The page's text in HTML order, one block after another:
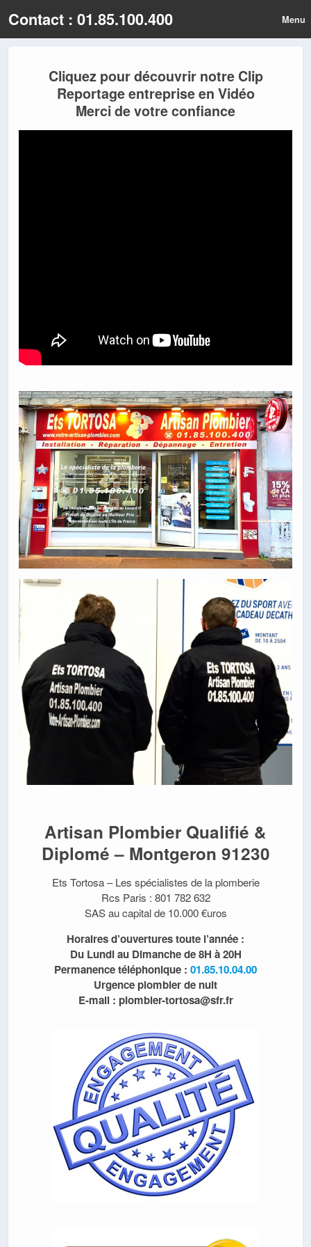
Contact : 01.85.100.400 Menu
Cliquez pour découvrir notre Clip
Reportage entreprise en Vidéo
Merci de votre confiance
Artisan Plombier Qualifié &
Diplomé – Montgeron 91230
Ets Tortosa – Les spécialistes de la plomberie
Rcs Paris : 801 782 632
SAS au capital de 10.000 €uros
Horaires d’ouvertures toute l’année :
Du Lundi au Dimanche de 8H à 20H
Permanence téléphonique : 01.85.10.04.00
Urgence plombier de nuit
E-mail : plombier-tortosa@sfr.fr